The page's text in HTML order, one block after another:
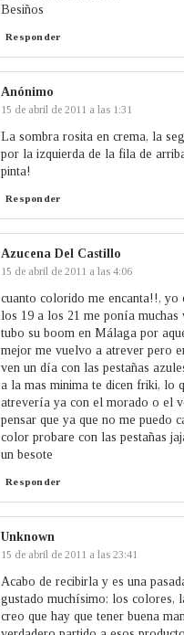
Besiños
Responder
Anónimo
15 de abril de 2011 a las 1:31
La sombra rosita en crema, la
por la izquierda de la fila de
pinta!
Responder
Azucena Del Castillo
15 de abril de 2011 a las 4:06
cuanto colorido me encanta!!, yo
los 19 a los 21 me ponía muchas
tubo su boom en Málaga por
mejor me vuelvo a atrever pero
ven un día con las pestañas
a la mas minima te dicen friki, lo
atrevería ya con el morado o el
pensar que ya que no me puedo
color probare con las pestañas
un besote
Responder
Unknown
15 de abril de 2011 a las 23:41
Acabo de recibirla y es una
gustado muchísimo: los colores,
creo que hay que tener buena